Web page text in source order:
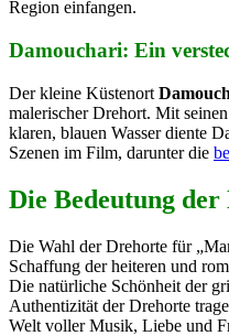
Region einfangen.
Damouchari: Ein
Der kleine Küstenort
malerischer Drehort. Mit
klaren, blauen Wasser diente
Szenen im Film, darunter die
Die Bedeutung
Die Wahl der Drehorte für
Schaffung der heiteren und
Die natürliche Schönheit der
Authentizität der Drehorte
Welt voller Musik, Liebe und